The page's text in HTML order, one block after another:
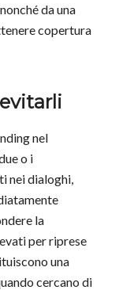
da una
copertura
nel
o i
nei dialoghi,
la
per riprese
una
cercano di